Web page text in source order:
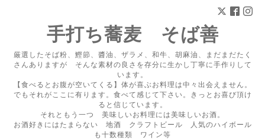
手打ち蕎麦 そば善
厳選したそば粉、鰹節、醬油、ザラメ、和牛、胡麻油、まだまだたく
さんありますが そんな素材の良さを存分に生かし丁寧に手作りして
います。
【食べるとお腹が空いてくる】体が喜ぶお料理は中々出会えません。
でもそれがここに有ります。食べて感じて下さい。きっとお喜び頂け
ると信じています。
それともう一つ 美味しいお料理には美味しいお酒。
お酒好きにはたまらない 地酒 クラフトビール 人気のハイボール
も十数種類 ワイン等